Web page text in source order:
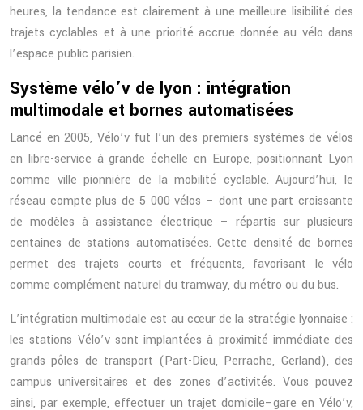
heures, la tendance est clairement à une meilleure lisibilité des
trajets cyclables et à une priorité accrue donnée au vélo dans
l’espace public parisien.
Système vélo’v de lyon : intégration
multimodale et bornes automatisées
Lancé en 2005, Vélo’v fut l’un des premiers systèmes de vélos
en libre-service à grande échelle en Europe, positionnant Lyon
comme ville pionnière de la mobilité cyclable. Aujourd’hui, le
réseau compte plus de 5 000 vélos – dont une part croissante
de modèles à assistance électrique – répartis sur plusieurs
centaines de stations automatisées. Cette densité de bornes
permet des trajets courts et fréquents, favorisant le vélo
comme complément naturel du tramway, du métro ou du bus.
L’intégration multimodale est au cœur de la stratégie lyonnaise :
les stations Vélo’v sont implantées à proximité immédiate des
grands pôles de transport (Part-Dieu, Perrache, Gerland), des
campus universitaires et des zones d’activités. Vous pouvez
ainsi, par exemple, effectuer un trajet domicile–gare en Vélo’v,